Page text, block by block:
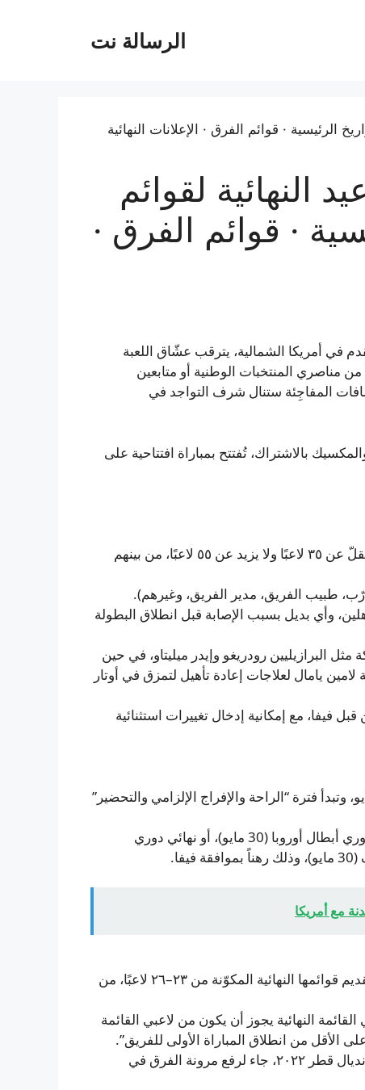
الرسالة نت
٢٠٢٦ المواعيد النهائية لقوائم
· قوائم الفرق ·
في أمريكا الشمالية، يترقب عشّاق اللعبة
المشاركة. سواء كانوا من مناصري المنتخبات الوطنية أو متابعين
المفاجِئة ستنال شرف التواجد في
بالاشتراك، تُفتتح بمباراة افتتاحية على
– على كل منتخب تقديم قائمة أولية بحلول 11 مايو تضم لا يقلّ عن ٣٥ لاعبًا ولا يزيد عن ٥٥ لاعبًا، من بينهم
وأي بديل بسبب الإصابة قبل انطلاق البطولة
البرازيليين رودريغو وإيدر ميليتاو، في حين
يامال لعلاجات إعادة تأهيل لتمزق في أوتار
فيفا، مع إمكانية إدخال تغييرات استثنائية
الأندية بإتاحة لاعبيها للخدمة الوطنية ابتداءً من 25 مايو، وتبدأ فترة “الراحة والإفراج الإلزامي والتحضير”
– توجد استثناءات للأندية التي ينشغل لاعبون فيها بنهائيات دوري أبطال أوروبا (30 مايو)، أو نهائي دوري
مع أمريكا
– أمام الاتحادات الوطنية الفترة من 25 مايو حتى 1 يونيو لتقديم قوائمها النهائية المكوّنة من ٢٣–٢٦ لاعبًا، من
النهائية يجوز أن يكون من لاعبي القائمة
– توسيع عدد المقعدين من ٢٣ إلى ٢٦ لاعبا، الذي بدأ منذ مونديال قطر ٢٠٢٢، جاء لرفع مرونة الفرق في